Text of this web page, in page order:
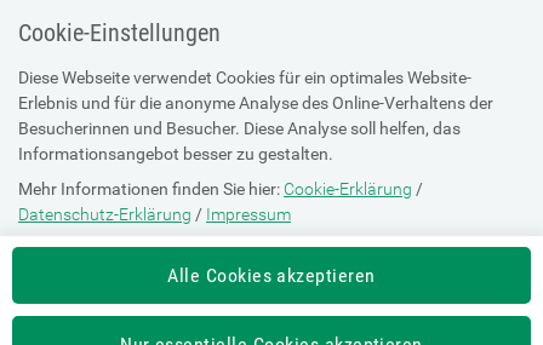
Cookie-Einstellungen
Diese Webseite verwendet Cookies für ein optimales Website-
Erlebnis und für die anonyme Analyse des Online-Verhaltens der
Besucherinnen und Besucher. Diese Analyse soll helfen, das
Informationsangebot besser zu gestalten.
Mehr Informationen finden Sie hier: Cookie-Erklärung /
Datenschutz-Erklärung / Impressum
Die Einstellung können Sie jederzeit auf der Seite "Cookie-Erklärung"
Alle Cookies akzeptieren
Kontakt
Offene Stellen
Presse
Browser-Info & Sicherheit
Hilfe zur Suche
Technische Unterstützung
DATENSCHUTZ
Cookie-Erklärung
Datenschutz-Erklärung
Impressum